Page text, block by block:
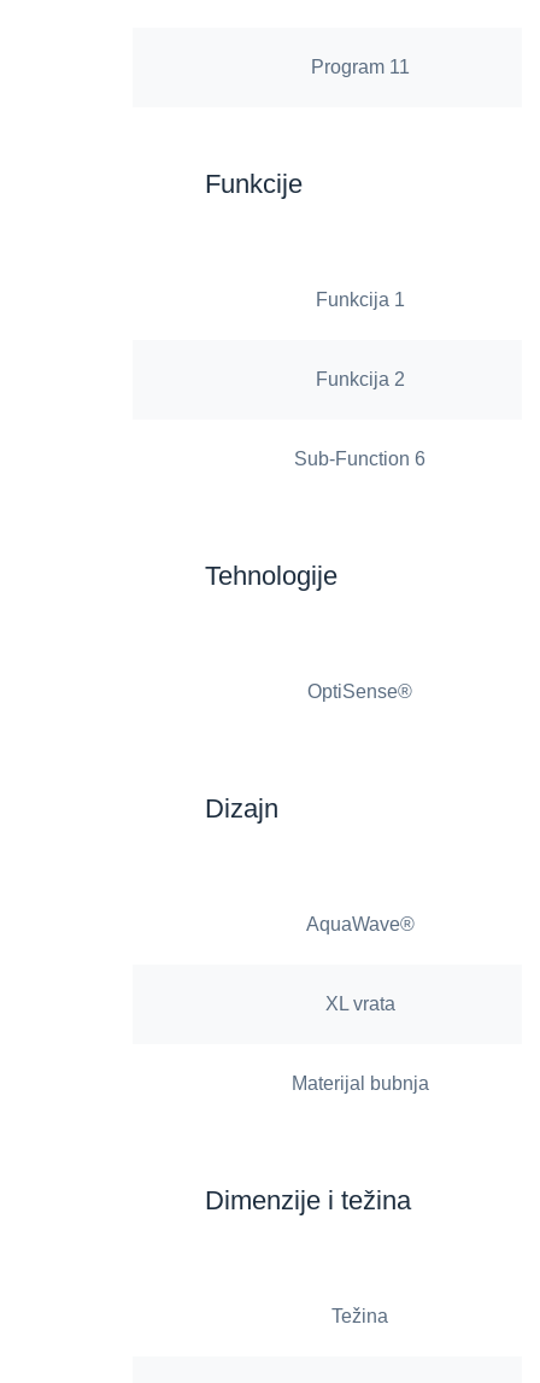
Program 11
Funkcije
Funkcija 1
Funkcija 2
Sub-Function 6
Tehnologije
OptiSense®
Dizajn
AquaWave®
XL vrata
Materijal bubnja
Dimenzije i težina
Težina